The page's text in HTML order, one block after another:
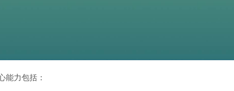
能力包括：